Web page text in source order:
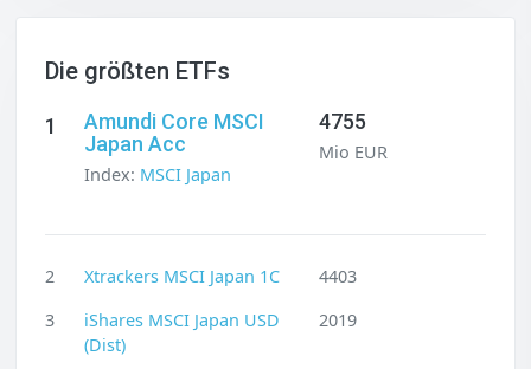
Die größten ETFs
1
Amundi Core MSCI
Japan Acc
Index: MSCI Japan
4755
Mio EUR
2 Xtrackers MSCI Japan 1C
4403
3
iShares MSCI Japan USD
(Dist)
2019